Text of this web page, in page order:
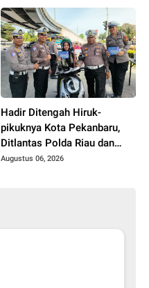
Hadir Ditengah Hiruk-
pikuknya Kota Pekanbaru,
Ditlantas Polda Riau dan
Polantas KARIB Kobarkan
Augustus 06, 2026